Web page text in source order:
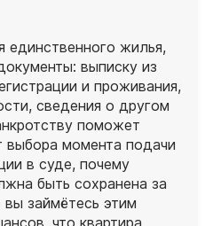
единственного жилья,
выписку из
и проживания,
сведения о другом
поможет
выбора момента подачи
в суде, почему
быть сохранена за
займётесь этим